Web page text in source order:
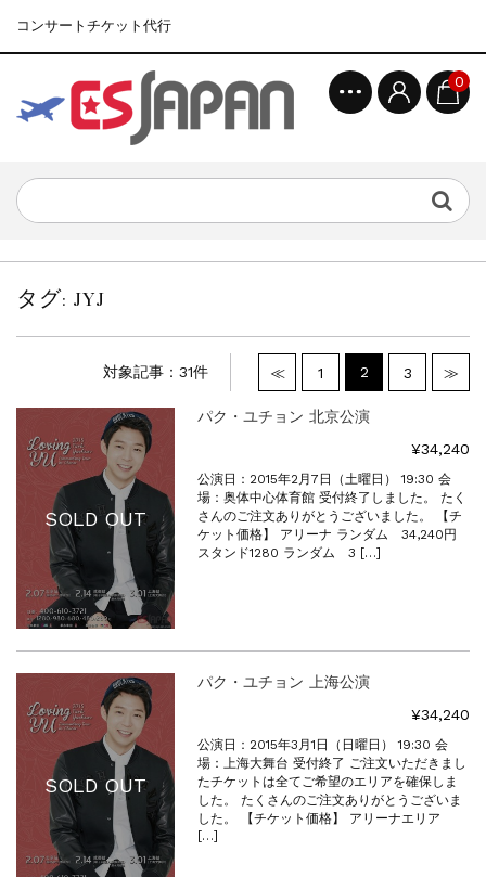
コンサートチケット代行
0
タグ:JYJ
≪ 1 2 3 ≫
対象記事：31件
SOLD OUT
パク・ユチョン 北京公演
¥34,240
公演日：2015年2月7日（土曜日） 19:30 会
場：​奥体中心体育館 受付終了しました。 たく
さんのご注文ありがとうございました。 【チ
ケット価格】 アリーナ ランダム 34,240円
スタンド1280 ランダム 3 […]
SOLD OUT
パク・ユチョン 上海公演
¥34,240
公演日：2015年3月1日（日曜日） 19:30 会
場：上海大舞台 受付終了 ご注文いただきまし
たチケットは全てご希望のエリアを確保しま
した。 たくさんのご注文ありがとうございま
した。 【チケット価格】 アリーナエリア
[…]